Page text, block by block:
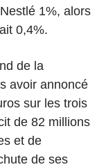
1%, alors
0,4%.
de la
avoir annoncé
sur les trois
de 82 millions
et de
de ses